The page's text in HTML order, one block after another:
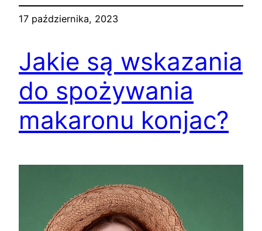
17 października, 2023
Jakie są wskazania
do spożywania
makaronu konjac?